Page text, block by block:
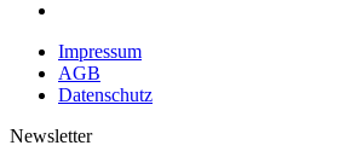
Impressum
AGB
Datenschutz
Newsletter